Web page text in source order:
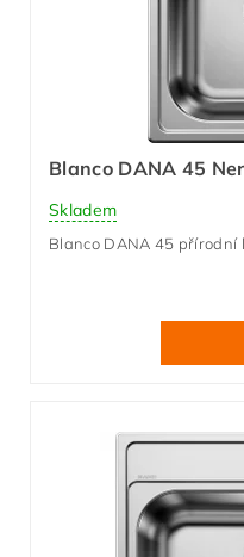
Blanco DANA 45
Skladem
Blanco DANA 45 přírodní